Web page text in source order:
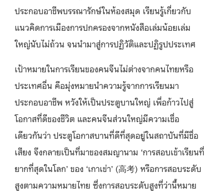
ประกอบอาชีพบรรณารักษ์ในห้องสมุด เรียนรู้เกี่ยวกับ
แนวคิดการเมืองการปกครองจากหนังสือเล่มน้อยเล่ม
ใหญ่นับไม่ถ้วน จนนำมาสู่การปฏิวัติและปฏิรูปประเทศ
เป้าหมายในการเรียนของคนจีนไม่ต่างจากคนไทยหรือ
ประเทศอื่น คือมุ่งหมายนำความรู้จากการเรียนมา
ประกอบอาชีพ หวังให้เป็นประตูบานใหญ่ เพื่อก้าวไปสู่
โอกาสที่ดีของชีวิต และคนจีนส่วนใหญ่มีความเชื่อ
เดียวกันว่า ประตูโอกาสบานที่ดีที่สุดอยู่ในสถาบันที่มีชื่อ
เสียง จึงกลายเป็นที่มาของสมญานาม ‘การสอบเข้าเรียนที่
ยากที่สุดในโลก’ ของ ‘เกาเข่า’ (高考) หรือการสอบระดับ
สูงตามความหมายไทย ซึ่งการสอบระดับสูงที่ว่านี้หมาย